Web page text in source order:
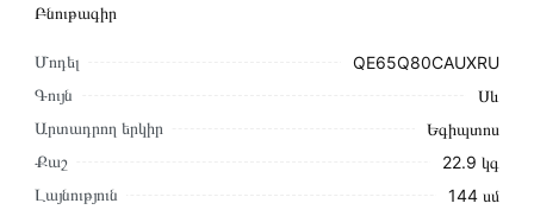
Բնութագիր
Մոդել
QE65Q80CAUXRU
Գույն
Սև
Արտադրող երկիր
Եգիպտոս
Քաշ
22.9 կգ
Լայնություն
144 սմ